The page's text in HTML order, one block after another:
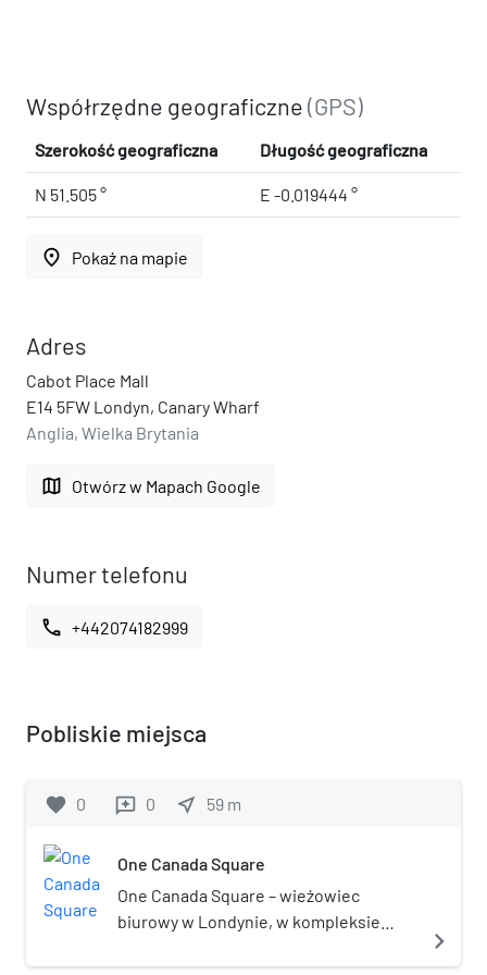
Współrzędne geograficzne(GPS)
Szerokość geograficzna Długość geograficzna
N 51.505 ° E -0.019444 °
place Pokaż na mapie
Adres
Cabot Place Mall
E14 5FW Londyn, Canary Wharf
Anglia, Wielka Brytania
map Otwórz w Mapach Google
Numer telefonu
call +442074182999
Pobliskie miejsca
favorite 0 reviews 0 near_me 59 m
One Canada Square
One Canada Square – wieżowiec
biurowy w Londynie, w kompleksie
navigate_next